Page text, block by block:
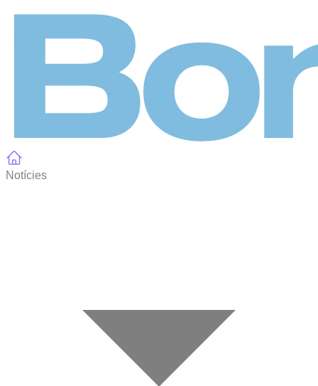
Notícies